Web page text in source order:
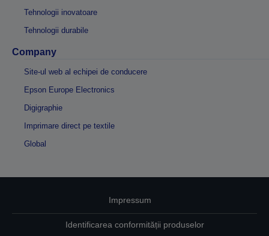
Tehnologii inovatoare
Tehnologii durabile
Company
Site-ul web al echipei de conducere
Epson Europe Electronics
Digigraphie
Imprimare direct pe textile
Global
Impressum
Identificarea conformității produselor